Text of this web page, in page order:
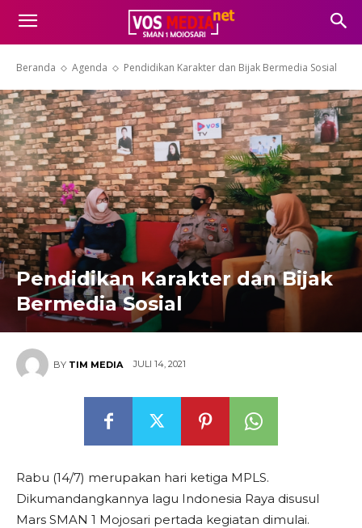
Beranda Agenda Pendidikan Karakter dan Bijak Bermedia Sosial
Pendidikan Karakter dan Bijak
Bermedia Sosial
BY TIM MEDIA JULI 14, 2021
Rabu (14/7) merupakan hari ketiga MPLS.
Dikumandangkannya lagu Indonesia Raya disusul
Mars SMAN 1 Mojosari pertada kegiatan dimulai.